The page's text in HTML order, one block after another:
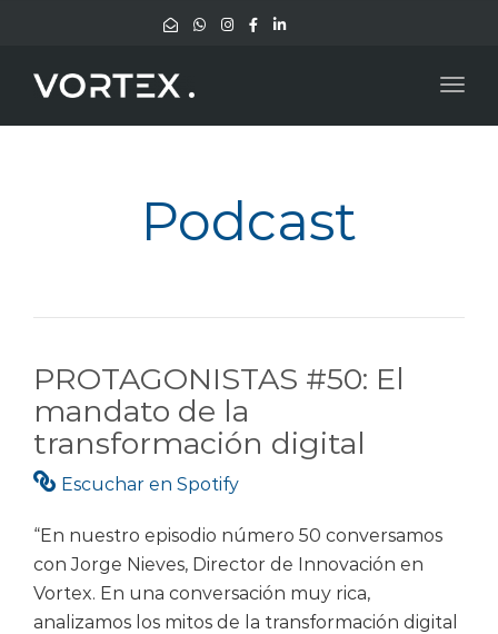
Podcast
PROTAGONISTAS #50: El
mandato de la
transformación digital
Escuchar en Spotify
“En nuestro episodio número 50 conversamos
con Jorge Nieves, Director de Innovación en
Vortex. En una conversación muy rica,
analizamos los mitos de la transformación digital